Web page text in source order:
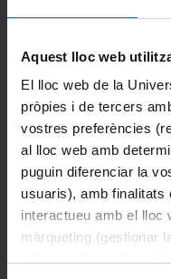
Aquest lloc web
El lloc web de la
pròpies i de tercers
vostres preferències
al lloc web amb
puguin diferenciar la
usuaris), amb finalitats
interactueu amb el lloc
màrqueting (gestionar
The Faculty
Get to know the faculty
CIDOB
CCCB
Ateneu Barcelonès
Institut d'Estudis